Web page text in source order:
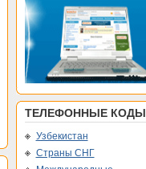
ТЕЛЕФОННЫЕ КОДЫ
Узбекистан
Страны СНГ